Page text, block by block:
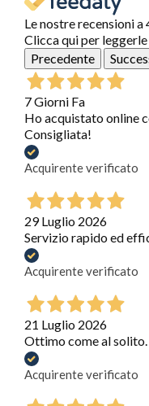
Le nostre recensioni a
Clicca qui per
Precedente
7 Giorni Fa
Ho acquistato online
Consigliata!
Acquirente verificato
29 Luglio 2026
Servizio rapido ed
Acquirente verificato
21 Luglio 2026
Ottimo come al
Acquirente verificato